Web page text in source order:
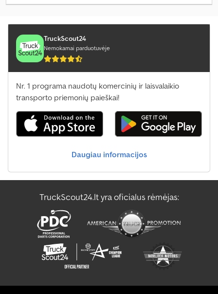
ilgis:6 068 mm, krovinių skyriaus plotis:2 495 mm, krovos erdvės
TruckScout24
Nemokamai parduotuvėje
Nr. 1 programa naudotų komercinių ir laisvalaikio
transporto priemonių paieškai!
Daugiau informacijos
TruckScout24.lt yra oficialus rėmėjas: